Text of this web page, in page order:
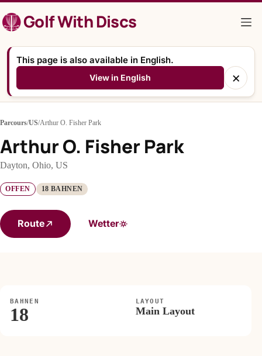
Inhalt
springenGolf With Discs
This page is also available in English.
View in English ×
Parcours/US/Arthur O. Fisher Park
Arthur O. Fisher Park
Dayton, Ohio, US
OFFEN 18 BAHNEN
Route Wetter
BAHNEN
18
LAYOUT
Main Layout